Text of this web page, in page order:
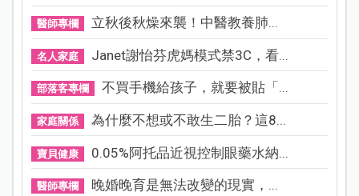
醫師專欄 立秋後秋燥來襲！中醫教養肺...
名人家庭 Janet謝怡芬虎媽模式禁3C，看...
部落客專欄 不買手機給孩子，就要被貼「...
家庭關係 為什麼不想或不敢生二胎？這8...
寶貝健康 0.05%阿托品近視控制眼藥水納...
醫師專欄 晚婚晚育是無法改變的現實，...